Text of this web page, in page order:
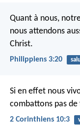
Quant à nous,
nous attendons
Christ.
Philippiens 3:20
Si en effet nous
combattons pas
2 Corinthiens 10:3